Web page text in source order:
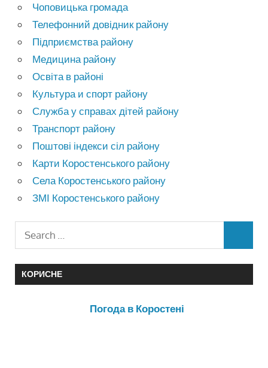
Чоповицька громада
Телефонний довідник району
Підприємства району
Медицина району
Освіта в районі
Культура и спорт району
Служба у справах дітей району
Транспорт району
Поштові індекси сіл району
Карти Коростенського району
Села Коростенського району
ЗМІ Коростенського району
КОРИСНЕ
Погода в Коростені